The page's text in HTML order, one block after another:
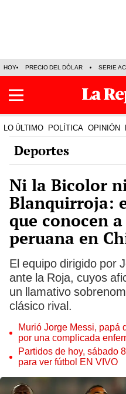
HOY PRECIO DEL DÓLAR SERIE
LO ÚLTIMO POLÍTICA OPINIÓN
Deportes
Ni la Bicolor
Blanquirroja:
que conocen
peruana en
El equipo dirigido por
ante la Roja, cuyos
un llamativo
clásico rival.
Murió Jorge Messi, papá
por una complicada
Partidos de hoy, sábado
para ver fútbol EN VIVO